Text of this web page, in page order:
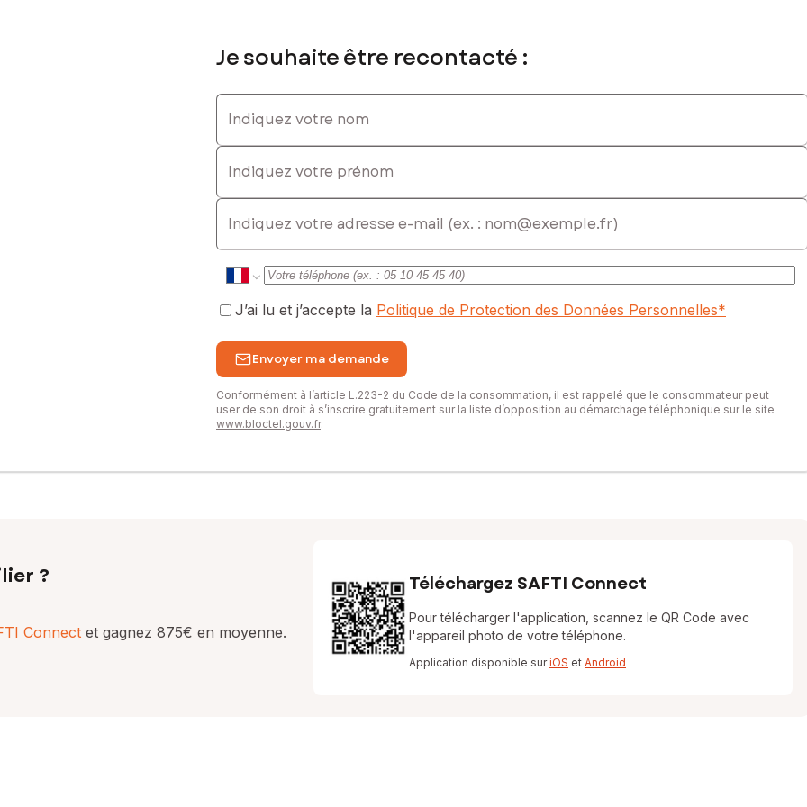
à me contacter
disponibles sur le site Géorisques : www.georisques.gouv.fr
€ TVA, soit 24 000 € TTC
E-mail : julien.hivernet@safti.fr - EI - Agent commercial immatriculé au RSAC de BREST sous le numéro 937656312
Je souhaite être recontacté :
Indiquez votre nom
Indiquez votre prénom
E-mail
J’ai lu et j’accepte la Politique de Protection des Données Personnelles*
Envoyer ma demande
Conformément à l’article L.223-2 du Code de la consommation, il est rappelé que le consommateur peut
user de son droit à s’inscrire gratuitement sur la liste d’opposition au démarchage téléphonique sur le site
www.bloctel.gouv.fr.
?
Connect et gagnez 875€ en moyenne.
Téléchargez SAFTI Connect
Pour télécharger l'application, scannez le QR Code avec
l'appareil photo de votre téléphone.
Application disponible suriOS et Android